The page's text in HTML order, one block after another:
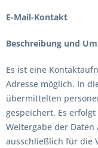
E-Mail-Kontakt
Beschreibung und
Es ist eine
Adresse möglich. In
übermittelten
gespeichert. Es
Weitergabe der
ausschließlich für die